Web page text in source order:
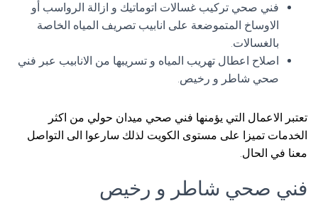
فني صحي تركيب غسالات اتوماتيك و ازالة الرواسب أو
الاوساخ المتموضعة على انابيب تصريف المياه الخاصة
بالغسالات.
اصلاح اعطال تهريب المياه و تسريبها من الانابيب عبر فني
صحي شاطر و رخيص.
تعتبر الاعمال التي يؤمنها فني صحي ميدان حولي من اكثر
الخدمات تميزا على مستوى الكويت لذلك سارعوا الى التواصل
معنا في الحال.
فني صحي شاطر و رخيص